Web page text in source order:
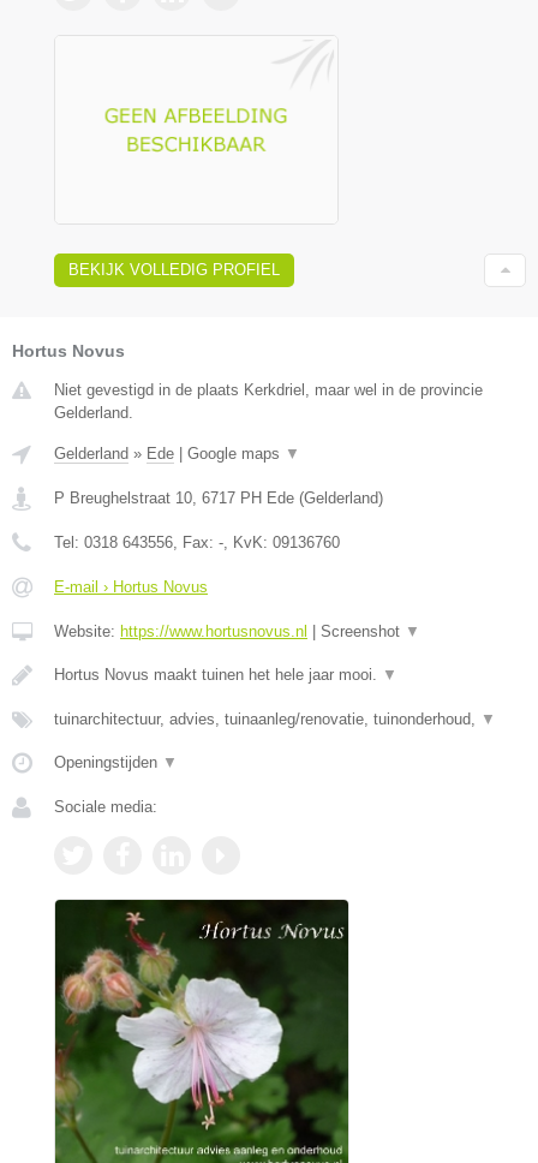
BEKIJK VOLLEDIG PROFIEL
Hortus Novus
Niet gevestigd in de plaats Kerkdriel, maar wel in de provincie
Gelderland.
Gelderland » Ede Google maps ▼
P Breughelstraat 10, 6717 PH Ede (Gelderland)
Tel: 0318 643556, Fax: -, KvK: 09136760
E-mail › Hortus Novus
Website: https://www.hortusnovus.nl Screenshot ▼
Hortus Novus maakt tuinen het hele jaar mooi. ▼
tuinarchitectuur, advies, tuinaanleg/renovatie, tuinonderhoud, ▼
Openingstijden ▼
Sociale media: